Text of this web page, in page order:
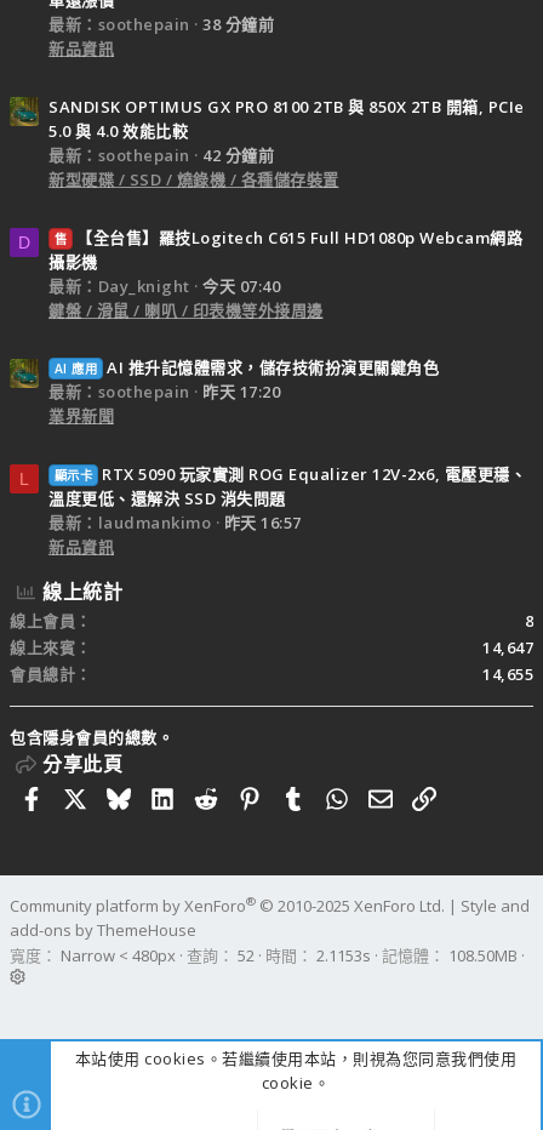
最新：soothepain
38 分鐘前
新品資訊
SANDISK OPTIMUS GX PRO 8100 2TB 與 850X 2TB 開箱, PCIe
5.0 與 4.0 效能比較
最新：soothepain
42 分鐘前
新型硬碟 / SSD / 燒錄機 / 各種儲存裝置
D 售
【全台售】羅技Logitech C615 Full HD1080p Webcam網路
攝影機
最新：Day_knight
今天 07:40
鍵盤 / 滑鼠 / 喇叭 / 印表機等外接周邊
AI 應用 AI 推升記憶體需求，儲存技術扮演更關鍵角色
最新：soothepain
昨天 17:20
業界新聞
L 顯示卡
RTX 5090 玩家實測 ROG Equalizer 12V-2x6, 電壓更穩、
溫度更低、還解決 SSD 消失問題
最新：laudmankimo
昨天 16:57
新品資訊
線上統計
線上會員
8
線上來賓
14,647
會員總計
14,655
包含隱身會員的總數。
分享此頁
FacebookBlueskyLinkedIn
RedditPinterestTumblrWhatsApp
電子郵件
連結
Community platform by XenForo® © 2010-2025 XenForo Ltd. | Style and
add-ons by ThemeHouse
寬度
查詢 52 時間 2.1153s 記憶體 108.50MB
本站使用 cookies。若繼續使用本站，則視為您同意我們使用
cookie。